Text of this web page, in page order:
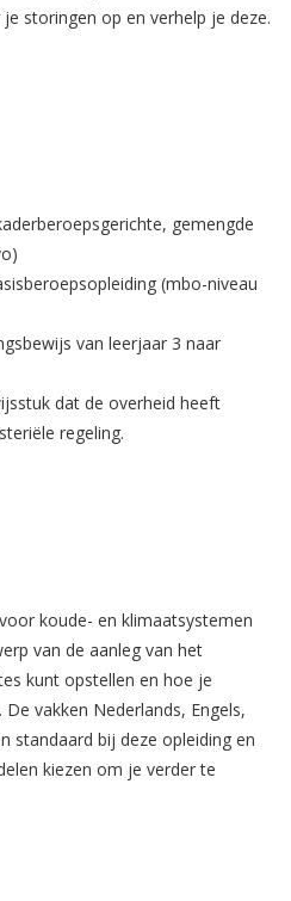
storingen op en verhelp je deze.
gemengde
(mbo-niveau
van leerjaar 3 naar
dat de overheid heeft
regeling.
koude- en klimaatsystemen
van de aanleg van het
kunt opstellen en hoe je
vakken Nederlands, Engels,
standaard bij deze opleiding en
kiezen om je verder te